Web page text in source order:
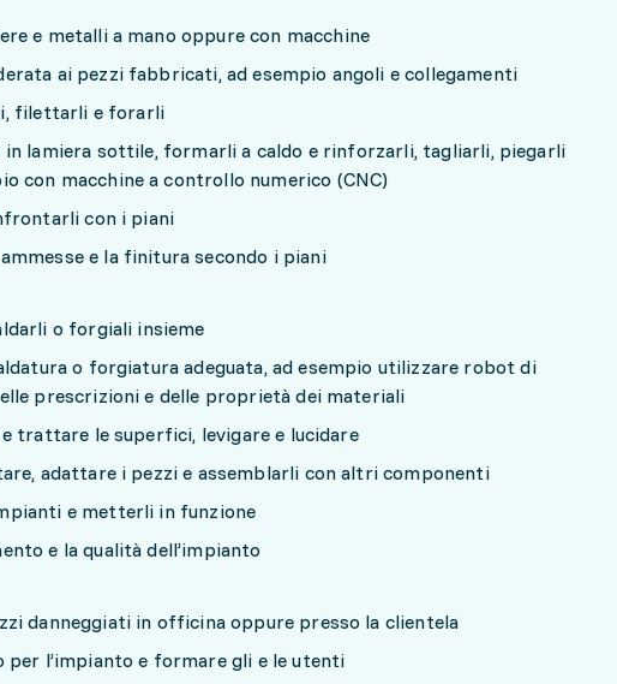
e metalli a mano oppure con macchine
ai pezzi fabbricati, ad esempio angoli e collegamenti
filettarli e forarli
lamiera sottile, formarli a caldo e rinforzarli, tagliarli, piegarli
con macchine a controllo numerico (CNC)
con i piani
e la finitura secondo i piani
o forgiali insieme
o forgiatura adeguata, ad esempio utilizzare robot di
prescrizioni e delle proprietà dei materiali
trattare le superfici, levigare e lucidare
adattare i pezzi e assemblarli con altri componenti
e metterli in funzione
e la qualità dell’impianto
danneggiati in officina oppure presso la clientela
per l’impianto e formare gli e le utenti